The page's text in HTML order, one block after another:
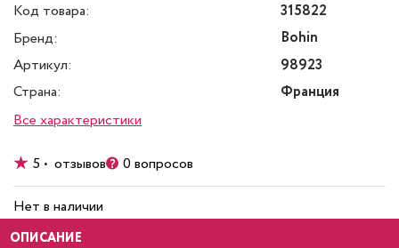
Код товара:
315822
Бренд:
Bohin
Артикул:
98923
Страна:
Франция
Все характеристики
5 • отзывов 0 вопросов
Нет в наличии
ОПИСАНИЕ